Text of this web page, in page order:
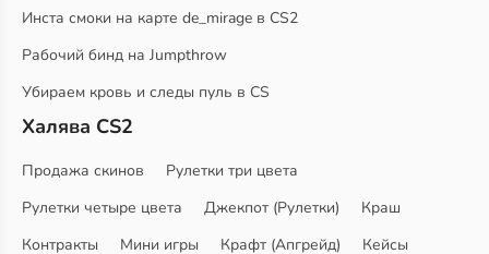
Инста смоки на карте de_mirage в CS2
Рабочий бинд на Jumpthrow
Убираем кровь и следы пуль в CS
Халява CS2
Продажа скинов
Рулетки три цвета
Рулетки четыре цвета
Джекпот (Рулетки)
Краш
Контракты
Мини игры Крафт (Апгрейд)
Кейсы